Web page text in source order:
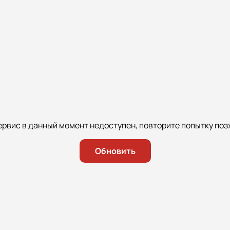
в данный момент недоступен, повторите попытку
Обновить